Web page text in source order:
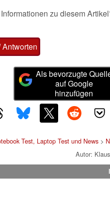
zu diesem
Als bevorzugte
auf Google
hinzufügen
Test, Laptop Test und News >
Autor: